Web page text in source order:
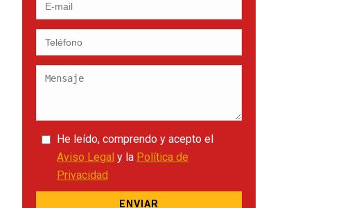
He leído, comprendo y acepto el
Aviso Legal y la Política de
Privacidad